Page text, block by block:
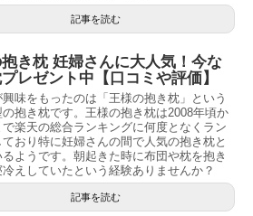
記事を読む
き枕 妊婦さんに大人気！今な
レゼント中【口コミや評価】
味をもったのは「王様の抱き枕」という
抱き枕です。王様の抱き枕は2008年頃か
で楽天の総合ランキングに何度となくラン
ており特に妊婦さんの間で人気の抱き枕と
るようです。朝起きた時に布団や枕を抱き
えしていたという経験ありませんか？
記事を読む